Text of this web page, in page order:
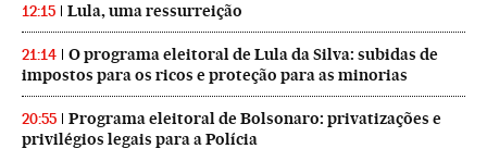
12:15 Lula, uma ressurreição
21:14
O programa eleitoral de Lula da Silva: subidas de
impostos para os ricos e proteção para as minorias
20:55
Programa eleitoral de Bolsonaro: privatizações e
privilégios legais para a Polícia